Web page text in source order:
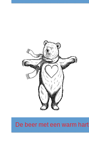
De beer met een warm hart